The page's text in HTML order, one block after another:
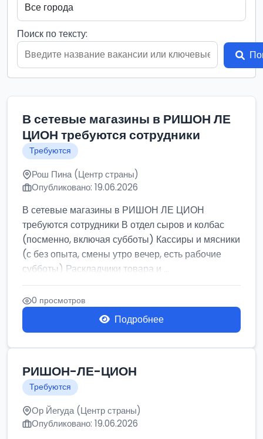
Поиск по тексту:
В сетевые магазины в РИШОН ЛЕ
ЦИОН требуются сотрудники
Требуются
Рош Пина (Центр страны)
Опубликовано: 19.06.2026
В сетевые магазины в РИШОН ЛЕ ЦИОН
требуются сотрудники В отдел сыров и колбас
(посменно, включая субботы) Кассиры и мясники
(с без опыта, смены утро вечер, есть рабочие
субботы) Раскладчики товара и ...
0 просмотров
Подробнее
РИШОН-ЛЕ-ЦИОН
Требуются
Ор Йегуда (Центр страны)
Опубликовано: 19.06.2026